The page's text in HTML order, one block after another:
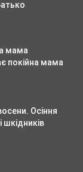
мама
покійна мама
Осіння
шкідників